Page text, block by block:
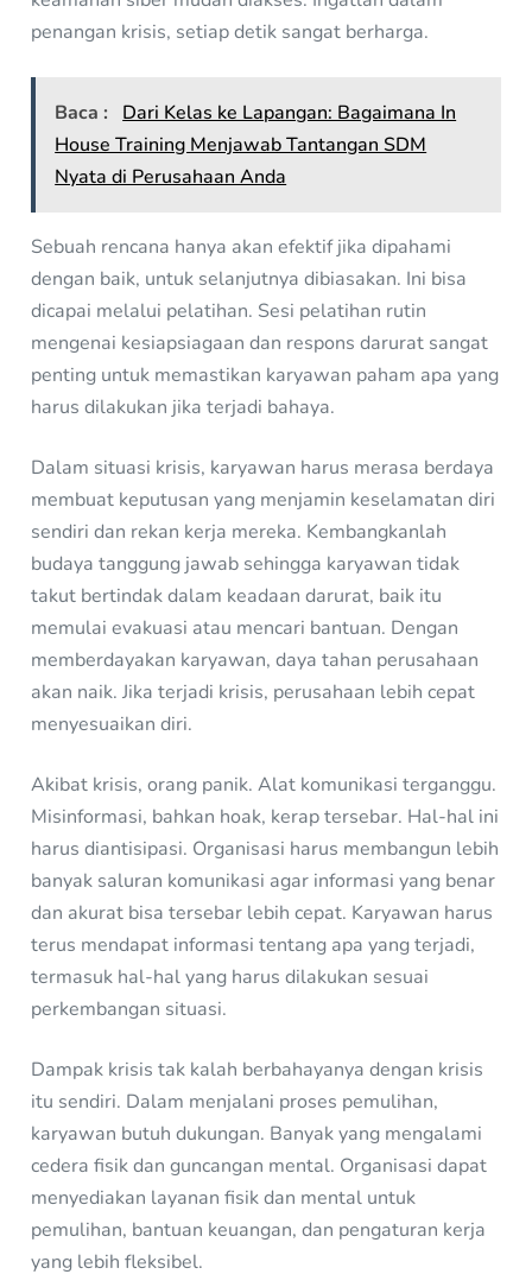
penangan krisis, setiap detik sangat berharga.
Baca :
Dari Kelas ke Lapangan: Bagaimana In
House Training Menjawab Tantangan SDM
Nyata di Perusahaan Anda
Sebuah rencana hanya akan efektif jika dipahami
dengan baik, untuk selanjutnya dibiasakan. Ini bisa
dicapai melalui pelatihan. Sesi pelatihan rutin
mengenai kesiapsiagaan dan respons darurat sangat
penting untuk memastikan karyawan paham apa yang
harus dilakukan jika terjadi bahaya.
Dalam situasi krisis, karyawan harus merasa berdaya
membuat keputusan yang menjamin keselamatan diri
sendiri dan rekan kerja mereka. Kembangkanlah
budaya tanggung jawab sehingga karyawan tidak
takut bertindak dalam keadaan darurat, baik itu
memulai evakuasi atau mencari bantuan. Dengan
memberdayakan karyawan, daya tahan perusahaan
akan naik. Jika terjadi krisis, perusahaan lebih cepat
menyesuaikan diri.
Akibat krisis, orang panik. Alat komunikasi terganggu.
Misinformasi, bahkan hoak, kerap tersebar. Hal-hal ini
harus diantisipasi. Organisasi harus membangun lebih
banyak saluran komunikasi agar informasi yang benar
dan akurat bisa tersebar lebih cepat. Karyawan harus
terus mendapat informasi tentang apa yang terjadi,
termasuk hal-hal yang harus dilakukan sesuai
perkembangan situasi.
Dampak krisis tak kalah berbahayanya dengan krisis
itu sendiri. Dalam menjalani proses pemulihan,
karyawan butuh dukungan. Banyak yang mengalami
cedera fisik dan guncangan mental. Organisasi dapat
menyediakan layanan fisik dan mental untuk
pemulihan, bantuan keuangan, dan pengaturan kerja
yang lebih fleksibel.